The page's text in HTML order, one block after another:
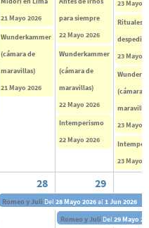
23 Mayo
Rituales
23 Mayo
(cámara
23 Mayo
23 Mayo
21 Mayo 2026
Wunderkammer
(cámara de
maravillas)
21 Mayo 2026
para siempre
22 Mayo 2026
Wunderkammer
(cámara de
maravillas)
22 Mayo 2026
Intemperismo
22 Mayo 2026
28 29
Romeo y Juli Del 28 Mayo 2026al 1 Jun 2026
Romeo y Juli Del 29 Mayo